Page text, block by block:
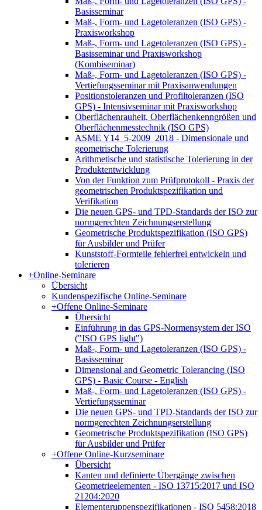
Basisseminar
Maß-, Form- und Lagetoleranzen (ISO GPS) -
Praxisworkshop
Maß-, Form- und Lagetoleranzen (ISO GPS) -
Basisseminar und Praxisworkshop
(Kombiseminar)
Maß-, Form- und Lagetoleranzen (ISO GPS) -
Vertiefungsseminar mit Praxisanwendungen
Positionstoleranzen und Profiltoleranzen (ISO
GPS) - Intensivseminar mit Praxisworkshop
Oberflächenrauheit, Oberflächenkenngrößen und
Oberflächenmesstechnik (ISO GPS)
ASME Y14_5-2009_2018 - Dimensionale und
geometrische Tolerierung
Arithmetische und statistische Tolerierung in der
Produktentwicklung
Von der Funktion zum Prüfprotokoll - Praxis der
geometrischen Produktspezifikation und
Verifikation
Die neuen GPS- und TPD-Standards der ISO zur
normgerechten Zeichnungserstellung
Geometrische Produktspezifikation (ISO GPS)
für Ausbilder und Prüfer
Kunststoff-Formteile fehlerfrei entwickeln und
tolerieren
+Online-Seminare
Übersicht
Kundenspezifische Online-Seminare
+Offene Online-Seminare
Übersicht
Einführung in das GPS-Normensystem der ISO
("ISO GPS light")
Maß-, Form- und Lagetoleranzen (ISO GPS) -
Basisseminar
Dimensional and Geometric Tolerancing (ISO
GPS) - Basic Course - English
Maß-, Form- und Lagetoleranzen (ISO GPS) -
Vertiefungsseminar
Die neuen GPS- und TPD-Standards der ISO zur
normgerechten Zeichnungserstellung
Geometrische Produktspezifikation (ISO GPS)
für Ausbilder und Prüfer
+Offene Online-Kurzseminare
Übersicht
Kanten und definierte Übergänge zwischen
Geometrieelementen - ISO 13715:2017 und ISO
21204:2020
Elementgruppenspezifikationen - ISO 5458:2018